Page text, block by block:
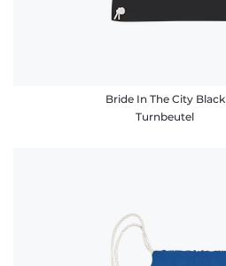
Bride In The City Black
Turnbeutel